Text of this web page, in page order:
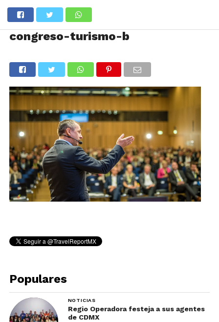
congreso-turismo-b
Populares
NOTICIAS
Regio Operadora festeja a sus agentes
de CDMX